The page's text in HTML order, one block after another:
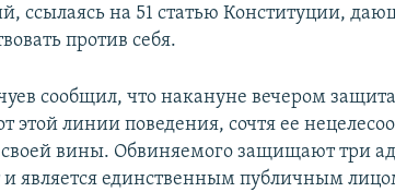
ссылаясь на 51 статью Конституции,
против себя.
сообщил, что накануне вечером
этой линии поведения, сочтя ее
вины. Обвиняемого защищают три
и является единственным публичным